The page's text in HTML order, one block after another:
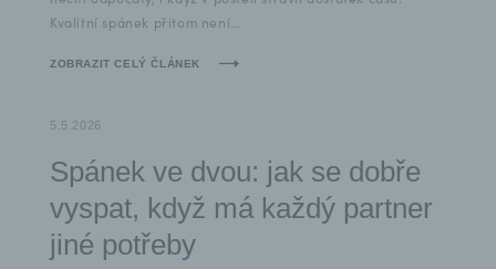
Kvalitní spánek přitom není…
ZOBRAZIT CELÝ ČLÁNEK
Spánek ve dvou: jak se dobře
vyspat, když má každý partner
jiné potřeby
5.5.2026